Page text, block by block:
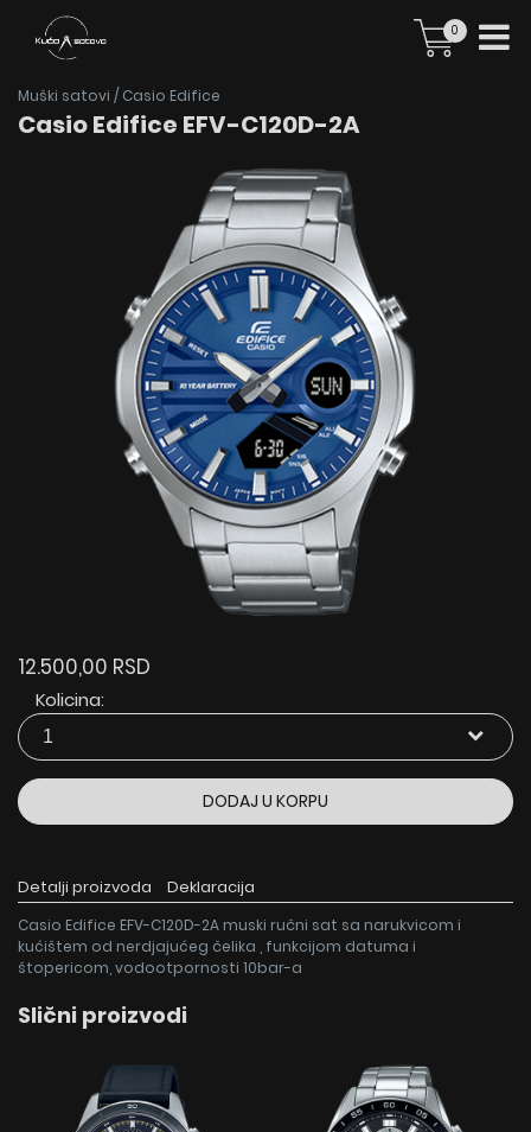
0
Muški satovi / Casio Edifice
Casio Edifice EFV-C120D-2A
12.500,00 RSD
Kolicina:
DODAJ U KORPU
Detalji proizvoda Deklaracija
Casio Edifice EFV-C120D-2A muski ručni sat sa narukvicom i
kućištem od nerdjajućeg čelika , funkcijom datuma i
štopericom, vodootpornosti 10bar-a
Slični proizvodi